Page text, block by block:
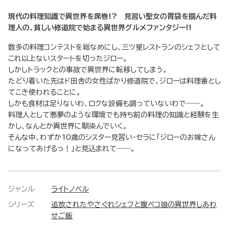
現代の料理知識で異世界を席巻!? 見習い聖女の胃袋を掴んだ料
理人の、貧しい修道院で始まる異世界グルメファンタジー!!
数多の料理コンテストを総なめにし、三ツ星レストランのシェフとして
これ以上ないスタートを切ったジロー。
しかしトラックとの事故で異世界に転移してしまう。
たどり着いた先はド田舎の女性ばかり修道院で、ジローは料理番とし
てこき使われることに。
しかも食材は足りないわ、ロクな設備も調っていないわで――。
料理人として悪夢のような環境でも持ち前の料理の知識と経験を生
かし、なんとか異世界に馴染んでいく。
そんな中、わずか10歳のシスター見習い・セラに「ジローのお嫁さん
になってあげるっ！」と見込まれて――。
ジャンル ライトノベル
シリーズ
追放されたやさぐれシェフと腹ペコ娘の異世界しあわ
せご飯